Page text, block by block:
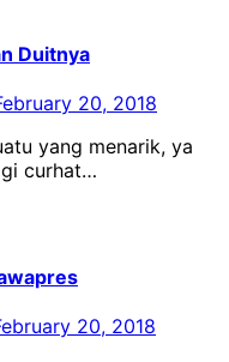
Duitnya
20, 2018
yang menarik, ya
curhat…
20, 2018